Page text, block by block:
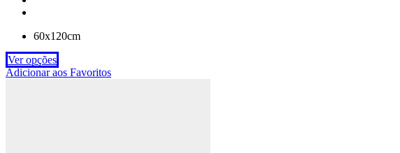
60x120cm
Ver opções
Adicionar aos Favoritos